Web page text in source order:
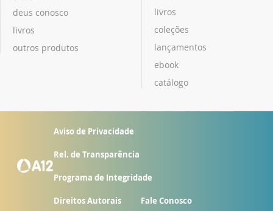
deus conosco
livros
outros produtos
livros
coleções
lançamentos
ebook
catálogo
Aviso de Privacidade
Rel. de Transparência
Programa de Integridade
Direitos Autorais Fale Conosco